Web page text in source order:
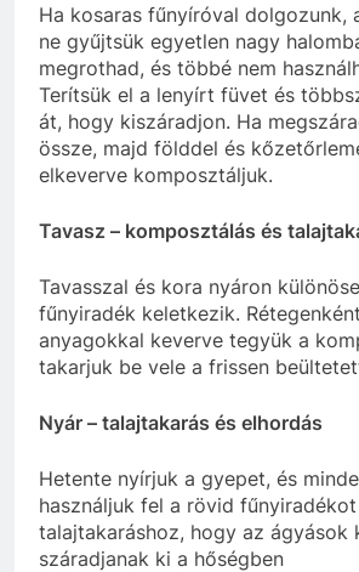
Ha kosaras fűnyíróval dolgozunk,
ne gyűjtsük egyetlen nagy
megrothad, és többé nem
Terítsük el a lenyírt füvet és
át, hogy kiszáradjon. Ha
össze, majd földdel és
elkeverve komposztáljuk.
Tavasz – komposztálás és
Tavasszal és kora nyáron
fűnyiradék keletkezik.
anyagokkal keverve tegyük a
takarjuk be vele a frissen
Nyár – talajtakarás és elhordás
Hetente nyírjuk a gyepet, és
használjuk fel a rövid fűnyiradékot
talajtakaráshoz, hogy az ágyások
száradjanak ki a hőségben